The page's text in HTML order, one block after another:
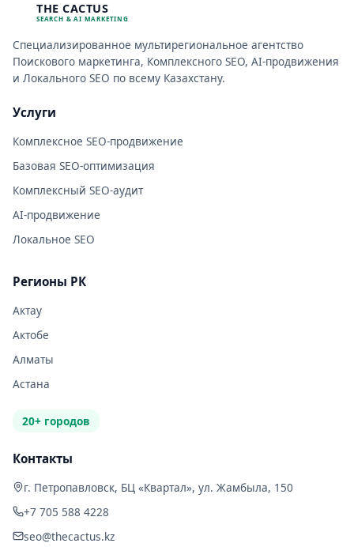
THE CACTUS
SEARCH & AI MARKETING
Специализированное мультирегиональное агентство
Поискового маркетинга, Комплексного SEO, AI-продвижения
и Локального SEO по всему Казахстану.
Услуги
Комплексное SEO-продвижение
Базовая SEO-оптимизация
Комплексный SEO-аудит
AI-продвижение
Локальное SEO
Регионы РК
Актау
Актобе
Алматы
Астана
20+ городов
Контакты
г. Петропавловск, БЦ «Квартал», ул. Жамбыла, 150
+7 705 588 4228
seo@thecactus.kz